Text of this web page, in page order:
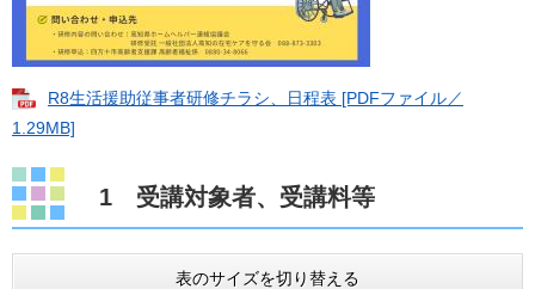
R8生活援助従事者研修チラシ、日程表 [PDFファイル／
1.29MB]
1 受講対象者、受講料等
表のサイズを切り替える